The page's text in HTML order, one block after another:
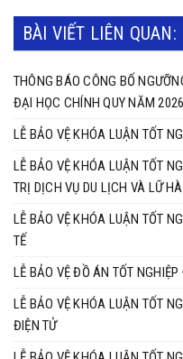
BÀI VIẾT LIÊN QUAN:
THÔNG BÁO CÔNG BỐ
ĐẠI HỌC CHÍNH QUY NĂM 2026
LỄ BẢO VỆ KHÓA LUẬN TỐT
LỄ BẢO VỆ KHÓA LUẬN TỐT
TRỊ DỊCH VỤ DU LỊCH VÀ LỮ
LỄ BẢO VỆ KHÓA LUẬN TỐT NGHIỆP – SINH VIÊN K64
TẾ
LỄ BẢO VỆ ĐỒ ÁN TỐT
LỄ BẢO VỆ KHÓA LUẬN TỐT
ĐIỆN TỬ